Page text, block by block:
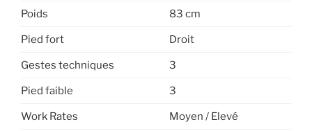
Poids 83 cm
Pied fort Droit
Gestes techniques 3
Pied faible 3
Work Rates Moyen / Elevé